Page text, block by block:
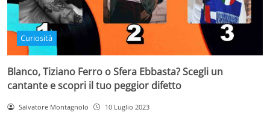
Curiosità
Blanco, Tiziano Ferro o Sfera Ebbasta? Scegli un
cantante e scopri il tuo peggior difetto
Salvatore Montagnolo 10 Luglio 2023